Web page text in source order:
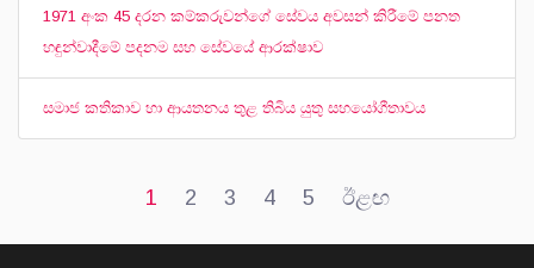
1971 අංක 45 දරන කම්කරුවන්ගේ සේවය අවසන් කිරීමේ පනත
හඳුන්වාදීමේ පදනම සහ සේවයේ ආරක්ෂාව
සමාජ කතිකාව හා ආයතනය තුළ තිබිය යුතු සහයෝගීතාවය
1 2 3 4 5 ඊළඟ